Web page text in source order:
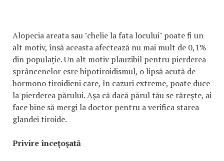
Alopecia areata sau "chelie la fata locului" poate fi un
alt motiv, însă aceasta afectează nu mai mult de 0,1%
din populație. Un alt motiv plauzibil pentru pierderea
sprâncenelor esre hipotiroidismul, o lipsă acută de
hormono tiroidieni care, în cazuri extreme, poate duce
la pierderea părului. Aşa că dacă părul tău se răreşte, ai
face bine să mergi la doctor pentru a verifica starea
glandei tiroide.
Privire înceţoşată